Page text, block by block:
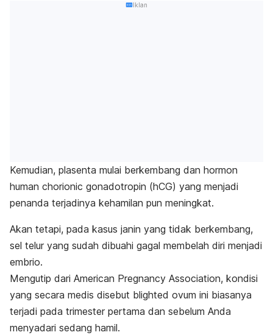
Iklan
Kemudian, plasenta mulai berkembang dan hormon
human chorionic gonadotropin (hCG) yang menjadi
penanda terjadinya kehamilan pun meningkat.
Akan tetapi, pada kasus janin yang tidak berkembang,
sel telur yang sudah dibuahi gagal membelah diri menjadi
embrio.
Mengutip dari American Pregnancy Association, kondisi
yang secara medis disebut blighted ovum ini biasanya
terjadi pada trimester pertama dan sebelum Anda
menyadari sedang hamil.